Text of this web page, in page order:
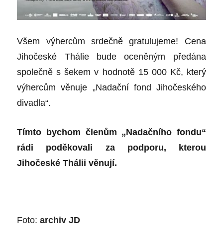
Všem výhercům srdečně gratulujeme! Cena
Jihočeské Thálie bude oceněným předána
společně s šekem v hodnotě 15 000 Kč, který
výhercům věnuje „Nadační fond Jihočeského
divadla“.
Tímto bychom členům „Nadačního fondu“
rádi poděkovali za podporu, kterou
Jihočeské Thálii věnují.
Foto: archiv JD